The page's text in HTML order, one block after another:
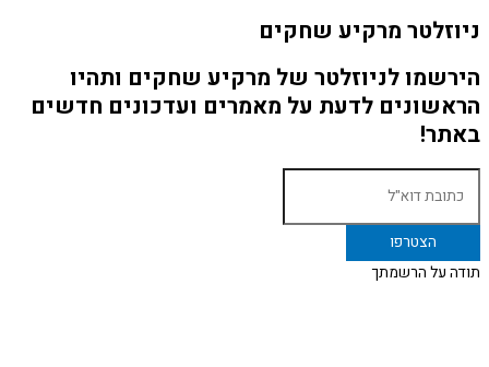
ניוזלטר מרקיע שחקים
הירשמו לניוזלטר של מרקיע שחקים ותהיו
הראשונים לדעת על מאמרים ועדכונים חדשים
באתר!
תודה על הרשמתך